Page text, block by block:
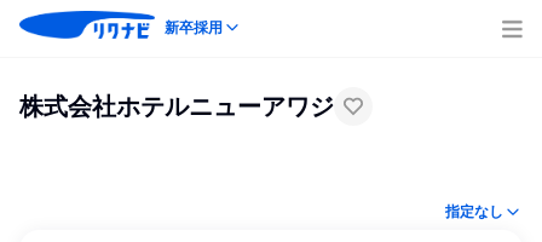
新卒採用
株式会社ホテルニューアワジ
指定なし